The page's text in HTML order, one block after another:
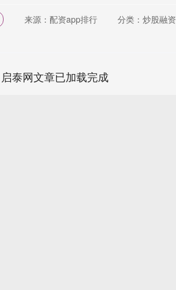
来源：配资app排行 分类：炒股融资
启泰网文章已加载完成